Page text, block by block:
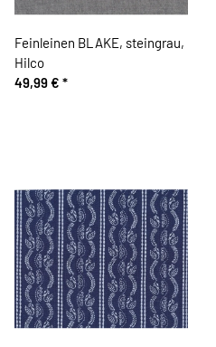
Feinleinen BLAKE, steingrau,
Hilco
49,99 € *